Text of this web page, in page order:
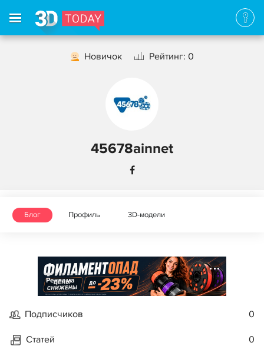
Новичок Рейтинг: 0
45678ainnet
Блог Профиль 3D-модели
Реклама
Подписчиков 0
Статей 0